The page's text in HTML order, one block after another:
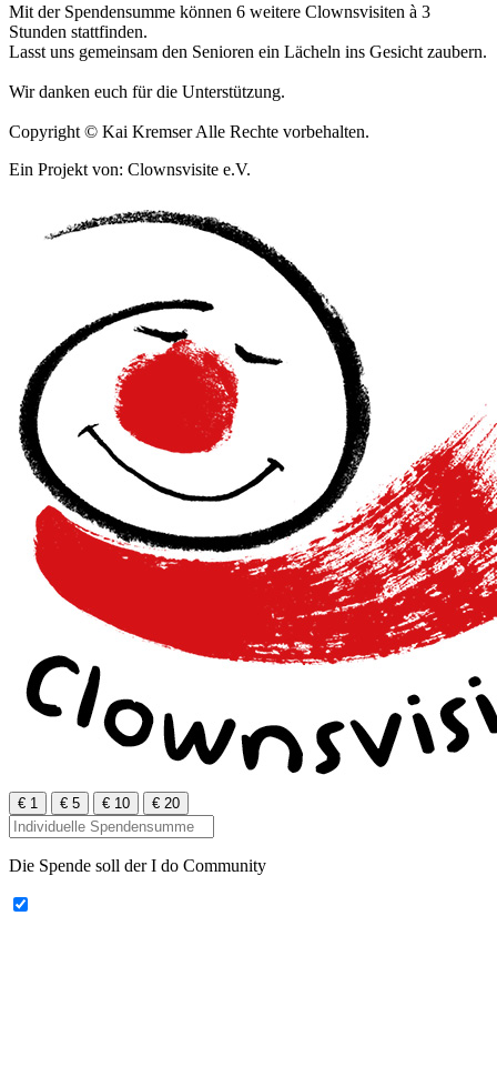
Mit der Spendensumme können 6 weitere Clownsvisiten à 3
Stunden stattfinden.
Lasst uns gemeinsam den Senioren ein Lächeln ins Gesicht zaubern.
Wir danken euch für die Unterstützung.
Copyright © Kai Kremser Alle Rechte vorbehalten.
Ein Projekt von: Clownsvisite e.V.
€ 1 € 5 € 10 € 20
Die Spende soll der I do Community